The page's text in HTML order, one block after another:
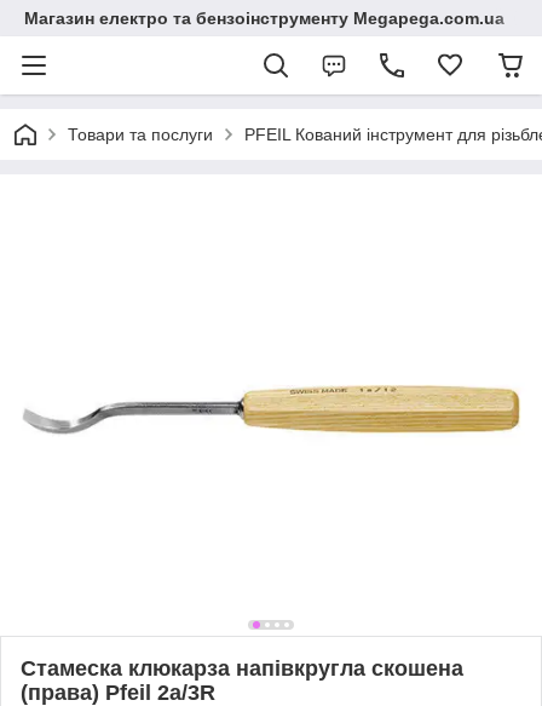
Магазин електро та бензоінструменту Megapega.com.ua
Товари та послуги PFEIL Кований інструмент для
Стамеска клюкарза напівкругла скошена
(права) Pfeil 2а/3R